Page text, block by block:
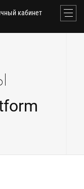
кабинет